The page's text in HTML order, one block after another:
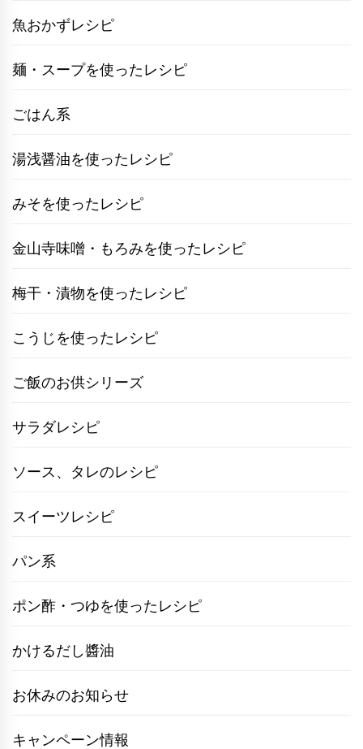
魚おかずレシピ
麺・スープを使ったレシピ
ごはん系
湯浅醤油を使ったレシピ
みそを使ったレシピ
金山寺味噌・もろみを使ったレシピ
梅干・漬物を使ったレシピ
こうじを使ったレシピ
ご飯のお供シリーズ
サラダレシピ
ソース、タレのレシピ
スイーツレシピ
パン系
ポン酢・つゆを使ったレシピ
かけるだし醬油
お休みのお知らせ
キャンペーン情報